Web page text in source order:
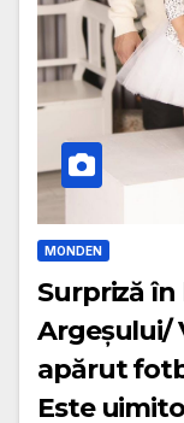
MONDEN
Surpriză
Argeșului/
apărut
Este